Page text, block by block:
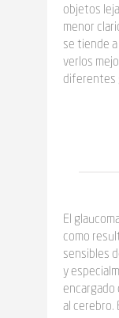
objetos
menor
se tiende
verlos
diferentes
El
como
sensibles
y
encargado
al cerebro.